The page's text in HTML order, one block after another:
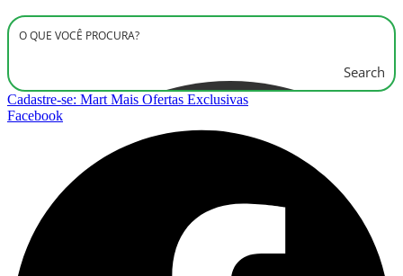
Search
Cadastre-se: Mart Mais Ofertas Exclusivas
Facebook